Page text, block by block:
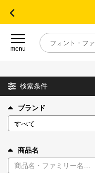
menu
目的別フォントガイド
特集
年間ライセンス商品
検索条件
ブランド
商品名